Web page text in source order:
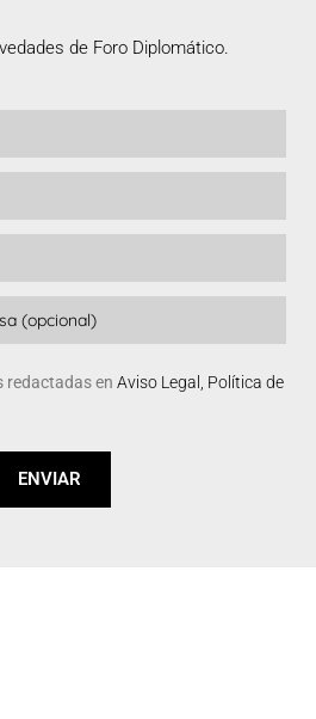
de Foro Diplomático.
redactadas en Aviso Legal, Política de
ENVIAR